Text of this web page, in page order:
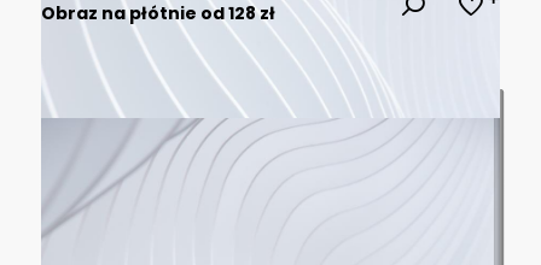
Obraz na płótnie od 128 zł